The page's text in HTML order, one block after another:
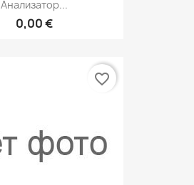
Анализатор...
0,00 €
favorite_border